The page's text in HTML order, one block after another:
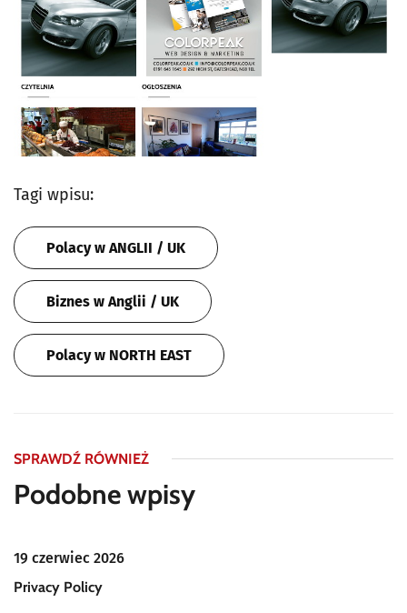
Tagi wpisu:
Polacy w ANGLII / UK
Biznes w Anglii / UK
Polacy w NORTH EAST
SPRAWDŹ RÓWNIEŻ
Podobne wpisy
19 czerwiec 2026
Privacy Policy